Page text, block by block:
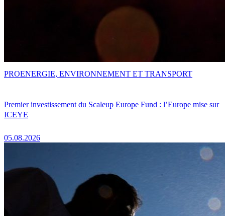
Premier investissement du Scaleup Europe Fund : l’Europe mise sur
ICEYE
05.08.2026
PROENERGIE, ENVIRONNEMENT ET TRANSPORT